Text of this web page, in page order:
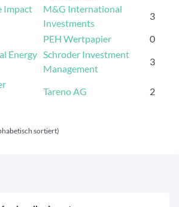
Impact
M&G International
Investments
3
PEH Wertpapier
0
Energy Schroder Investment
Management
3
Tareno AG 2
sortiert)